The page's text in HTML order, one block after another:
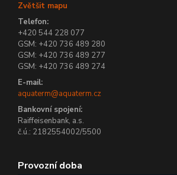
Zvětšit mapu
Telefon:
+420 544 228 077
GSM: +420 736 489 280
GSM: +420 736 489 277
GSM: +420 736 489 274
E-mail:
aquaterm@aquaterm.cz
Bankovní spojení:
Raiffeisenbank, a.s.
č.ú.: 2182554002/5500
Provozní doba